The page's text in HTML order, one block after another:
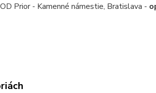
Prior - Kamenné námestie, Bratislava -